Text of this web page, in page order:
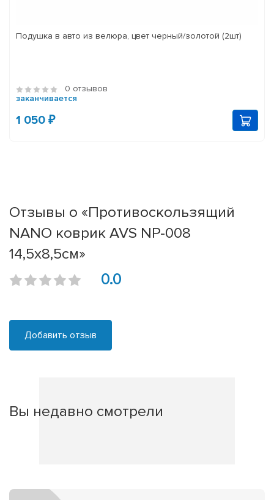
Подушка в авто из велюра, цвет черный/золотой (2шт)
0 отзывов
заканчивается
1 050 ₽
Отзывы о «Противоскользящий
NANO коврик AVS NP-008
14,5х8,5см»
0.0
Добавить отзыв
Вы недавно смотрели